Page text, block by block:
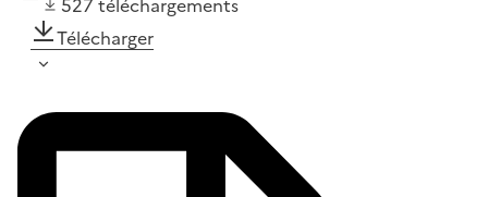
527 téléchargements
Télécharger